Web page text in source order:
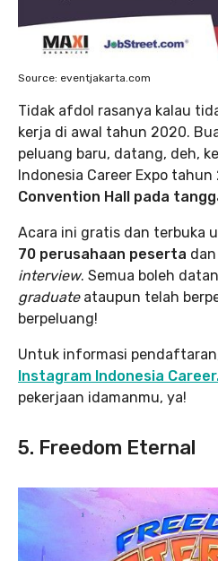
Source: eventjakarta.com
Tidak afdol rasanya kalau
kerja di awal tahun 2020.
peluang baru, datang, deh,
Indonesia Career Expo tahun
Convention Hall pada
Acara ini gratis dan terbuka
70 perusahaan peserta
interview. Semua boleh
graduate ataupun telah
berpeluang!
Untuk informasi
Instagram Indonesia
pekerjaan idamanmu, ya!
5. Freedom Eternal